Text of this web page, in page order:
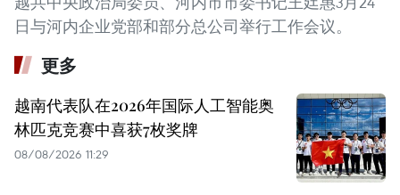
日与河内企业党部和部分总公司举行工作会议。
更多
越南代表队在2026年国际人工智能奥
林匹克竞赛中喜获7枚奖牌
08/08/2026 11:29